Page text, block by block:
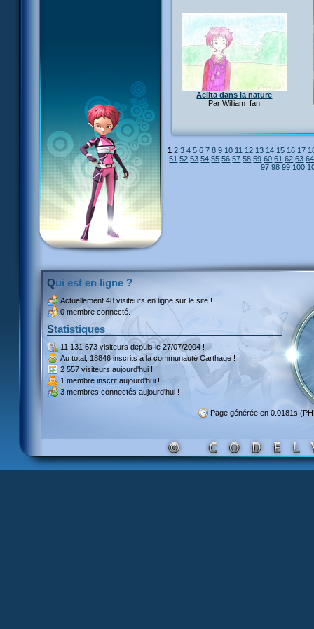
Aelita dans la nature
Par William_fan
1 2 3 4 5 6 7 8 9 10 11 12 13 14 15 16 17
51 52 53 54 55 56 57 58 59 60 61 62 63 64
97 98 99 100
Qui est en ligne ?
Actuellement 48 visiteurs en ligne sur le site !
0 membre connecté.
Statistiques
11 131 673 visiteursdepuis le 27/07/2004 !
Au total, 18846 inscritsà la communauté Carthage !
2 557 visiteurs aujourd'hui !
1 membre inscrit aujourd'hui !
3 membres connectés aujourd'hui !
Page générée en 0.0181s